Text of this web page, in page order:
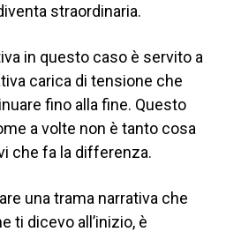
straordinaria.
in questo caso è servito a
carica di tensione che
fino alla fine. Questo
a volte non è tanto cosa
che fa la differenza.
una trama narrativa che
ti dicevo all’inizio, è